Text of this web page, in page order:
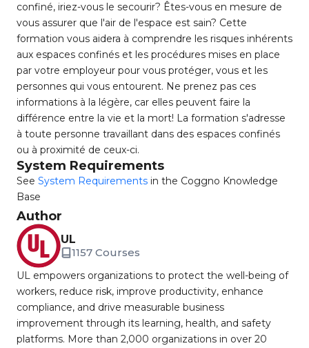
confiné, iriez-vous le secourir? Êtes-vous en mesure de
vous assurer que l'air de l'espace est sain? Cette
formation vous aidera à comprendre les risques inhérents
aux espaces confinés et les procédures mises en place
par votre employeur pour vous protéger, vous et les
personnes qui vous entourent. Ne prenez pas ces
informations à la légère, car elles peuvent faire la
différence entre la vie et la mort! La formation s'adresse
à toute personne travaillant dans des espaces confinés
ou à proximité de ceux-ci.
System Requirements
See System Requirements in the Coggno Knowledge
Base
Author
UL
1157 Courses
UL empowers organizations to protect the well-being of
workers, reduce risk, improve productivity, enhance
compliance, and drive measurable business
improvement through its learning, health, and safety
platforms. More than 2,000 organizations in over 20